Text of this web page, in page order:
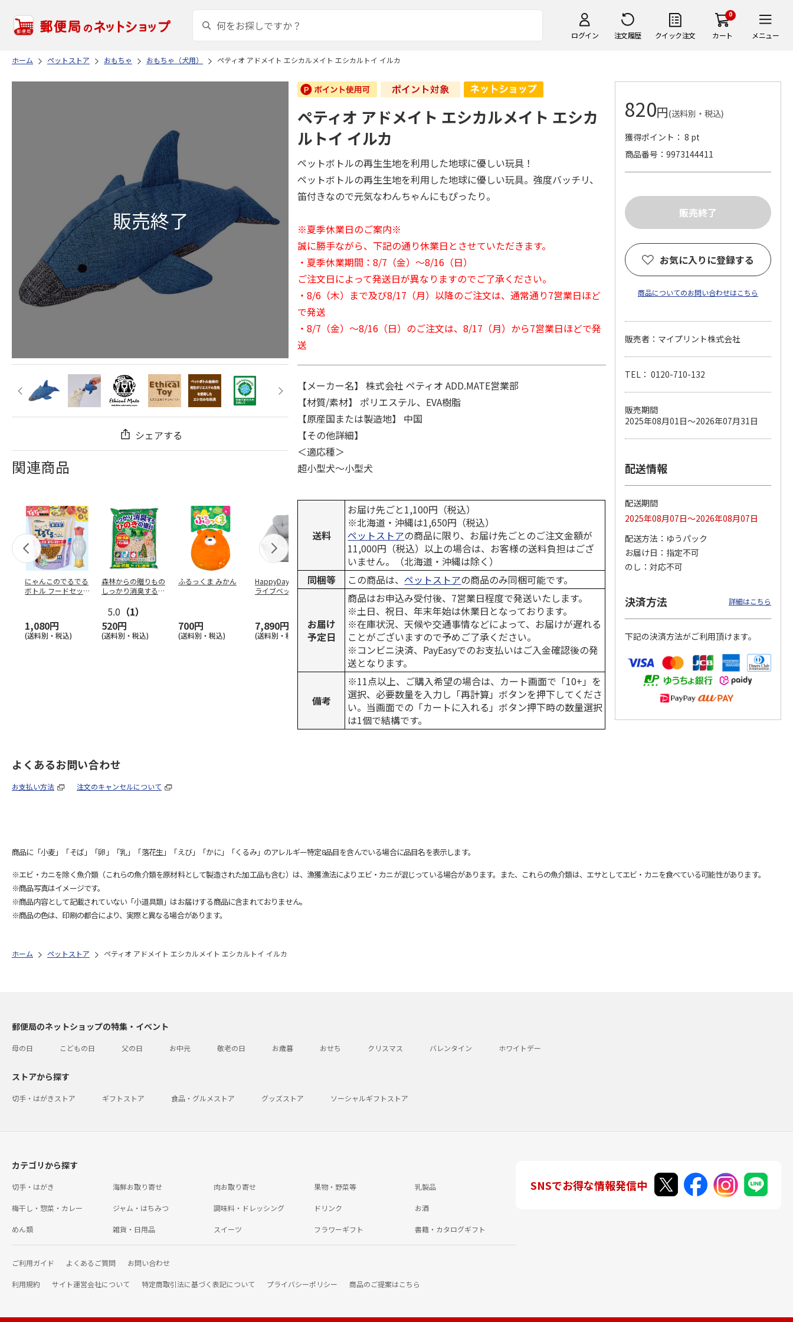
ログイン 注文履歴 クイック注文
0
カート メニュー
ホーム ペットストア おもちゃ おもちゃ（犬用） ペティオ アドメイト エシカルメイト エシカルトイ イルカ
シェアする
関連商品
にゃんこのでるでる
ボトル フードセッ
1,080円
(送料別・税込)
森林からの贈りもの
しっかり消臭するひ
5.0 （1）
520円
(送料別・税込)
ふるっくま みかん
700円
(送料別・税込)
HappyDays 2wayド
ライブベッド グレ
7,890円
(送料別・税込)
獣医師開発 ニオイ
をとる砂専用 猫ト
イレ ナチュラルグ
1,550円
(送料別・税込)
デオトイレ 飛び散
らない消臭・抗菌サ
ンド 4L
1,320円
(送料別・税込)
無添加良品 カムカ
ムデンタルコーン
ぐるぐるボーン型 S
…
470円
(送料別・税込)
銀のスプーン パウ
チ 健康に育つ子ね
こ用 まぐろ・かつ
おに
120円
ローラルの香り
(送料別・税込)
えBOX とりささ…
(送料別・税込)
ペティオ アドメイト エシカルメイト エシカ
ルトイ イルカ
ペットボトルの再生生地を利用した地球に優しい玩具！
ペットボトルの再生生地を利用した地球に優しい玩具。強度バッチリ、
笛付きなので元気なわんちゃんにもぴったり。
※夏季休業日のご案内※
誠に勝手ながら、下記の通り休業日とさせていただきます。
・夏季休業期間：8/7（金）～8/16（日）
ご注文日によって発送日が異なりますのでご了承ください。
・8/6（木）まで及び8/17（月）以降のご注文は、通常通り7営業日ほど
で発送
・8/7（金）～8/16（日）のご注文は、8/17（月）から7営業日ほどで発
送
【メーカー名】 株式会社 ペティオ ADD.MATE営業部
【材質/素材】 ポリエステル、EVA樹脂
【原産国または製造地】 中国
【その他詳細】
＜適応種＞
超小型犬～小型犬
送料
お届け先ごと1,100円（税込）
※北海道・沖縄は1,650円（税込）
ペットストアの商品に限り、お届け先ごとのご注文金額が
11,000円（税込）以上の場合は、お客様の送料負担はござ
いません。（北海道・沖縄は除く）
同梱等
この商品は、ペットストアの商品のみ同梱可能です。
お届け
予定日
商品はお申込み受付後、7営業日程度で発送いたします。
※土日、祝日、年末年始は休業日となっております。
※在庫状況、天候や交通事情などによって、お届けが遅れる
ことがございますので予めご了承ください。
※コンビニ決済、PayEasyでのお支払いはご入金確認後の発
送となります。
備考
※11点以上、ご購入希望の場合は、カート画面で「10+」を
選択、必要数量を入力し「再計算」ボタンを押下してくださ
い。当画面での「カートに入れる」ボタン押下時の数量選択
は1個で結構です。
820円(送料別・税込)
獲得ポイント： 8 pt
商品番号
9973144411
お気に入りに登録する
商品についてのお問い合わせはこちら
販売者：マイプリント株式会社
TEL： 0120-710-132
販売期間
2025年08月01日～2026年07月31日
配送情報
配送期間
2025年08月07日～2026年08月07日
配送方法
ゆうパック
お届け日
指定不可
のし
対応不可
決済方法 詳細はこちら
下記の決済方法がご利用頂けます。
よくあるお問い合わせ
お支払い方法 注文のキャンセルについて
商品に「小麦」「そば」「卵」「乳」「落花生」「えび」「かに」「くるみ」のアレルギー特定8品目を含んでいる場合に品目名を表示します。
※エビ・カニを除く魚介類（これらの魚介類を原材料として製造された加工品も含む）は、漁獲漁法によりエビ・カニが混じっている場合があります。また、これらの魚介類は、エサとしてエビ・カニを食べている可能性があります。
※商品写真はイメージです。
※商品内容として記載されていない「小道具類」はお届けする商品に含まれておりません。
※商品の色は、印刷の都合により、実際と異なる場合があります。
ホーム ペットストア ペティオ アドメイト エシカルメイト エシカルトイ イルカ
郵便局のネットショップの特集・イベント
母の日 こどもの日 父の日 お中元 敬老の日 お歳暮 おせち クリスマス バレンタイン ホワイトデー
ストアから探す
切手・はがきストア ギフトストア 食品・グルメストア グッズストア ソーシャルギフトストア
カテゴリから探す
切手・はがき 海鮮お取り寄せ 肉お取り寄せ 果物・野菜等 乳製品
梅干し・惣菜・カレー ジャム・はちみつ 調味料・ドレッシング ドリンク お酒
めん類 雑貨・日用品 スイーツ フラワーギフト 書籍・カタログギフト
ご利用ガイド よくあるご質問 お問い合わせ
利用規約 サイト運営会社について 特定商取引法に基づく表記について プライバシーポリシー 商品のご提案はこちら
SNSでお得な情報発信中